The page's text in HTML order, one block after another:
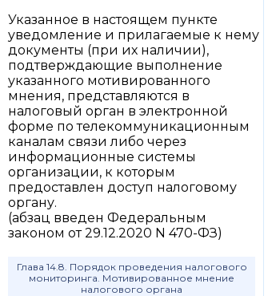
Указанное в настоящем пункте
уведомление и прилагаемые к нему
документы (при их наличии),
подтверждающие выполнение
указанного мотивированного
мнения, представляются в
налоговый орган в электронной
форме по телекоммуникационным
каналам связи либо через
информационные системы
организации, к которым
предоставлен доступ налоговому
органу.
(абзац введен Федеральным
законом от 29.12.2020 N 470-ФЗ)
Глава 14.8. Порядок проведения налогового
мониторинга. Мотивированное мнение
налогового органа